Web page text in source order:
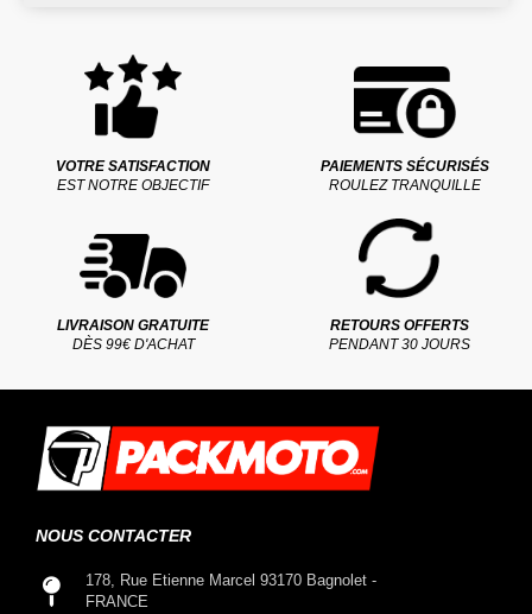
VOTRE SATISFACTION
EST NOTRE OBJECTIF
PAIEMENTS SÉCURISÉS
ROULEZ TRANQUILLE
LIVRAISON GRATUITE
DÈS 99€ D'ACHAT
RETOURS OFFERTS
PENDANT 30 JOURS
NOUS CONTACTER
178, Rue Etienne Marcel 93170 Bagnolet -
FRANCE